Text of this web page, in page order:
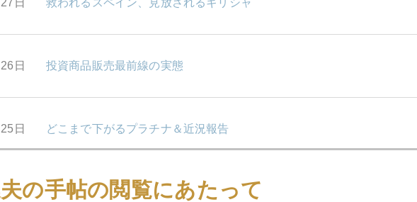
日 救われるスペイン、見放されるギリシャ
日 投資商品販売最前線の実態
日 どこまで下がるプラチナ＆近況報告
日 それでも欧州高官は夏休み
の手帖の閲覧にあたって